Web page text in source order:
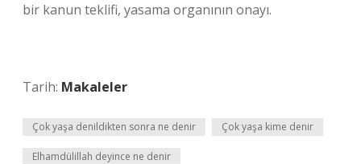
bir kanun teklifi, yasama organının onayı.
Tarih: Makaleler
Çok yaşa denildikten sonra ne denir Çok yaşa kime denir
Elhamdülillah deyince ne denir